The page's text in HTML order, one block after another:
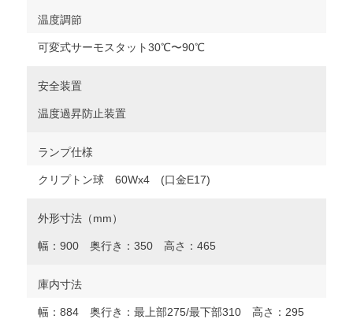
温度調節
可変式サーモスタット30℃〜90℃
安全装置
温度過昇防止装置
ランプ仕様
クリプトン球 60Wx4 (口金E17)
外形寸法（mm）
幅：900 奥行き：350 高さ：465
庫内寸法
幅：884 奥行き：最上部275/最下部310 高さ：295